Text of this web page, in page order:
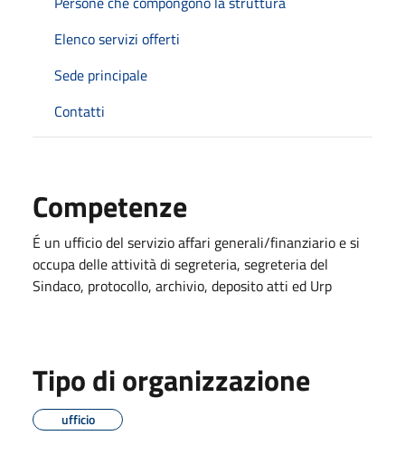
Elenco servizi offerti
Sede principale
Contatti
Competenze
É un ufficio del servizio affari generali/finanziario e si
occupa delle attività di segreteria, segreteria del
Sindaco, protocollo, archivio, deposito atti ed Urp
Tipo di organizzazione
ufficio